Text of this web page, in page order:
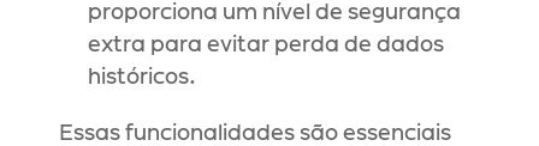
proporciona um nível de segurança
extra para evitar perda de dados
históricos.
Essas funcionalidades são essenciais